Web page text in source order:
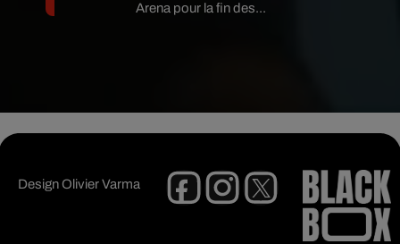
Arena pour la fin des...
DesignOlivier Varma